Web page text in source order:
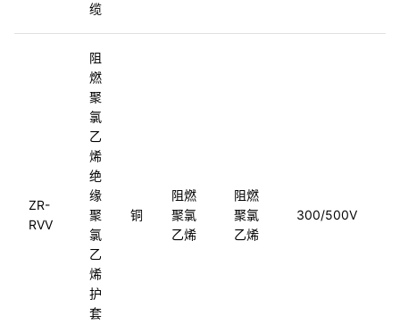
缆
ZR-
RVV
阻
燃
聚
氯
乙
烯
绝
缘
聚
氯
乙
烯
护
套
铜
阻燃
聚氯
乙烯
阻燃
聚氯
乙烯
300/500V